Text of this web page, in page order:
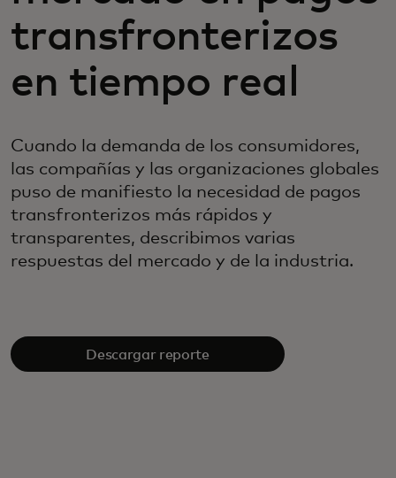
transfronterizos
en tiempo real
Cuando la demanda de los consumidores,
las compañías y las organizaciones globales
puso de manifiesto la necesidad de pagos
transfronterizos más rápidos y
transparentes, describimos varias
respuestas del mercado y de la industria.
Descargar reporte